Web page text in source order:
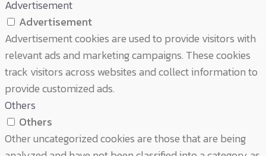
Advertisement
Advertisement
Advertisement cookies are used to provide visitors with
relevant ads and marketing campaigns. These cookies
track visitors across websites and collect information to
provide customized ads.
Others
Others
Other uncategorized cookies are those that are being